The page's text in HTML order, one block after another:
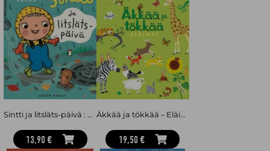
Sintti ja litsläts-päivä : Sintti-sarja
13,90 €
Äkkää ja tökkää – Eläimet
19,50 €